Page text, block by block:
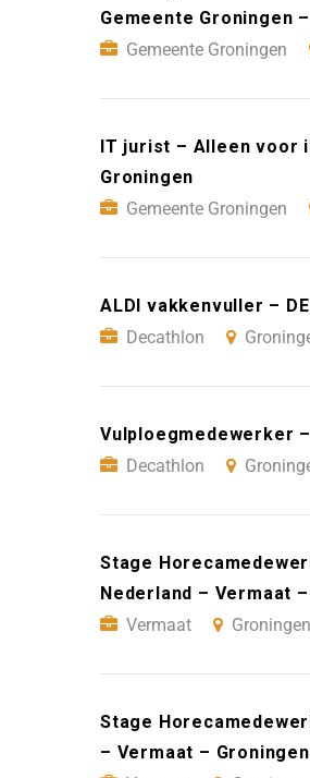
Gemeente Groningen
Gemeente Groningen
IT jurist – Alleen voor
Groningen
Gemeente Groningen
ALDI vakkenvuller –
Decathlon
Vulploegmedewerker
Decathlon
Stage
Nederland – Vermaat
Vermaat
Groningen
Stage
– Vermaat – Groningen